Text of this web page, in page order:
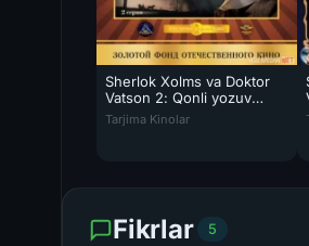
Sherlok Xolms va Doktor
Vatson 2: Qonli yozuv
Mosfilm SSSR
Sherlok Xolms va Doktor
Tarjima Kinolar
Fikrlar 5